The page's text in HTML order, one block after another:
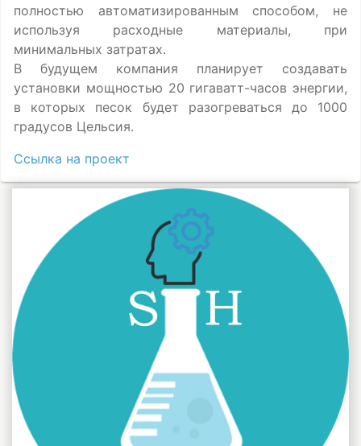
полностью автоматизированным способом, не
используя расходные материалы, при
минимальных затратах.
В будущем компания планирует создавать
установки мощностью 20 гигаватт-часов энергии,
в которых песок будет разогреваться до 1000
градусов Цельсия.
Ссылка на проект